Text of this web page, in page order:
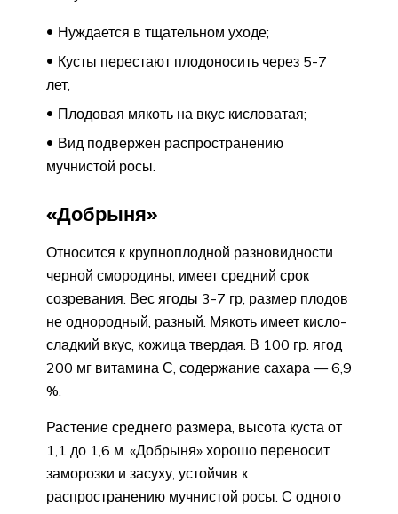
Нуждается в тщательном уходе;
Кусты перестают плодоносить через 5-7
лет;
Плодовая мякоть на вкус кисловатая;
Вид подвержен распространению
мучнистой росы.
«Добрыня»
Относится к крупноплодной разновидности
черной смородины, имеет средний срок
созревания. Вес ягоды 3-7 гр, размер плодов
не однородный, разный. Мякоть имеет кисло-
сладкий вкус, кожица твердая. В 100 гр. ягод
200 мг витамина С, содержание сахара — 6,9
%.
Растение среднего размера, высота куста от
1,1 до 1,6 м. «Добрыня» хорошо переносит
заморозки и засуху, устойчив к
распространению мучнистой росы. С одного